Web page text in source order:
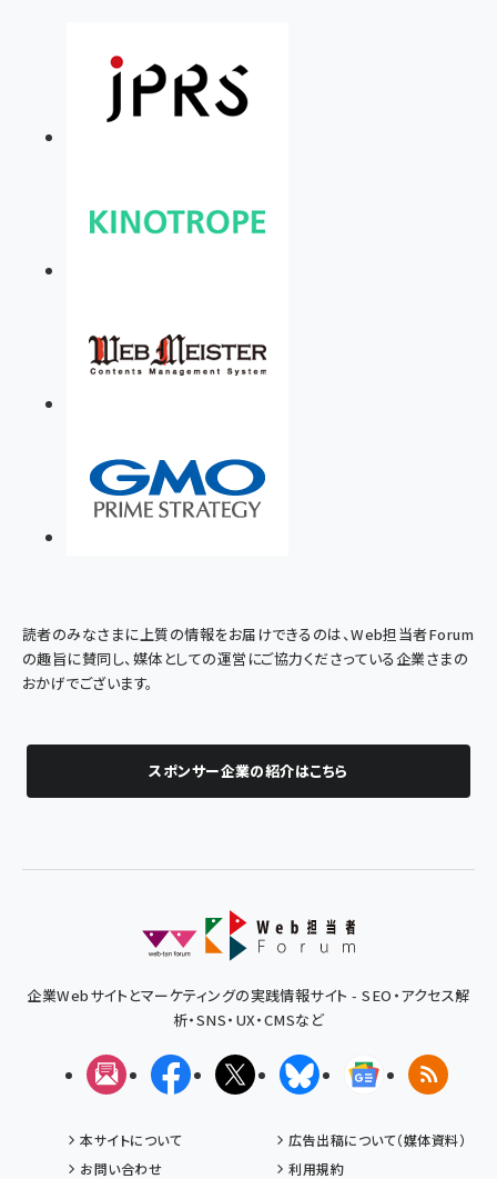
読者のみなさまに上質の情報をお届けできるのは、Web担当者Forum
の趣旨に賛同し、媒体としての運営にご協力くださっている企業さまの
おかげでございます。
スポンサー企業の紹介はこちら
企業Webサイトとマーケティングの実践情報サイト - SEO・アクセス解
析・SNS・UX・CMSなど
メルマガFacebookX(エックス)BlueskyGoogleニュ
RSS
本サイトについて
広告出稿について（媒体資料）
お問い合わせ
利用規約